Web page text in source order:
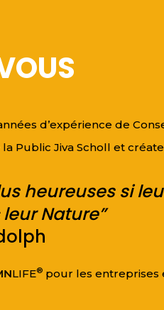
d’expérience de
Public Jiva Scholl et
heureuses si
Nature”
LIFE® pour les entreprises